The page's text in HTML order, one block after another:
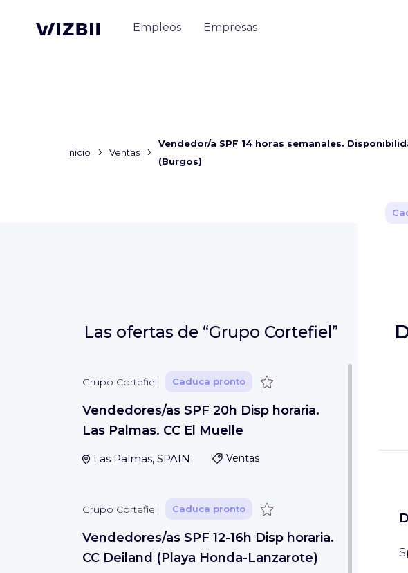
Empleos Empresas
Inicio Ventas
Vendedor/a SPF 14 horas semanales.
(Burgos)
Las ofertas de“Grupo Cortefiel”
Grupo Cortefiel Caduca pronto Guardar
Vendedores/as SPF 20h Disp horaria.
Las Palmas. CC El Muelle
Las Palmas, SPAIN Ventas
Grupo Cortefiel Caduca pronto Guardar
Vendedores/as SPF 12-16h Disp horaria.
CC Deiland (Playa Honda-Lanzarote)